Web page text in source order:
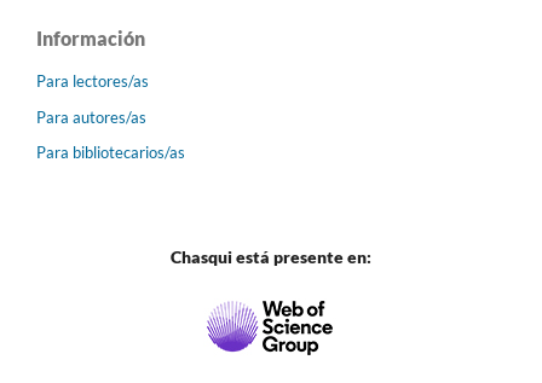
Información
Para lectores/as
Para autores/as
Para bibliotecarios/as
Chasqui está presente en: